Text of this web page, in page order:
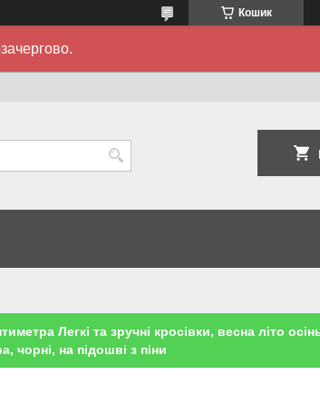
Кошик
Легкі та зручні кросівки, весна літо
чорні, на підошві з піни